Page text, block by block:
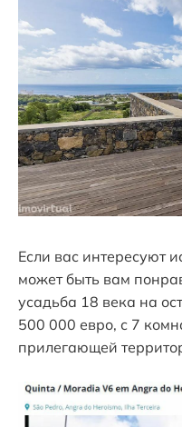
Если вас интересуют
может быть вам
усадьба 18 века на
500 000 евро, с 7
прилегающей